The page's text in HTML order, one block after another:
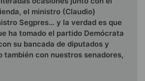
el ministro (Claudio)
Segpres… y la verdad es que
ha tomado el partido Demócrata
su bancada de diputados y
también con nuestros senadores,